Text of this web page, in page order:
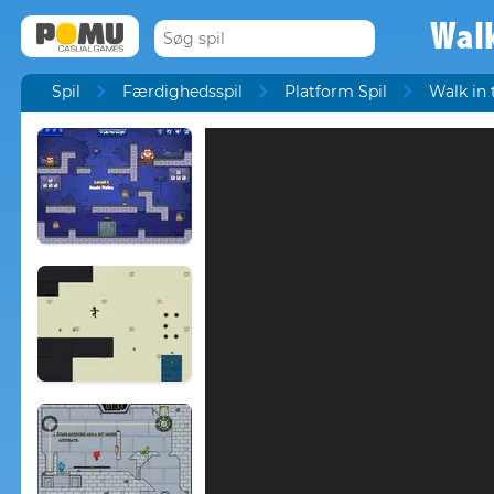
Spil Færdighedsspil Platform Spil Walk in